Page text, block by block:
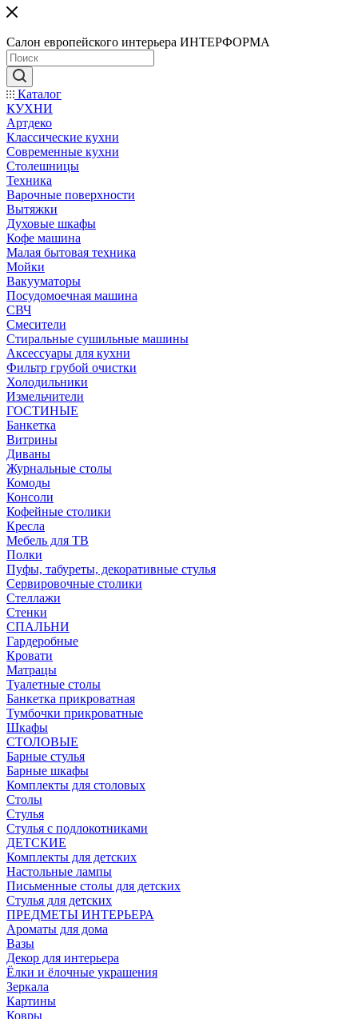
Салон европейского интерьера ИНТЕРФОРМА
Каталог
КУХНИ
Артдеко
Классические кухни
Современные кухни
Столешницы
Техника
Варочные поверхности
Вытяжки
Духовые шкафы
Кофе машина
Малая бытовая техника
Мойки
Вакууматоры
Посудомоечная машина
СВЧ
Смесители
Стиральные сушильные машины
Аксессуары для кухни
Фильтр грубой очистки
Холодильники
Измельчители
ГОСТИНЫЕ
Банкетка
Витрины
Диваны
Журнальные столы
Комоды
Консоли
Кофейные столики
Кресла
Мебель для ТВ
Полки
Пуфы, табуреты, декоративные стулья
Сервировочные столики
Стеллажи
Стенки
СПАЛЬНИ
Гардеробные
Кровати
Матрацы
Туалетные столы
Банкетка прикроватная
Тумбочки прикроватные
Шкафы
СТОЛОВЫЕ
Барные стулья
Барные шкафы
Комплекты для столовых
Столы
Стулья
Стулья с подлокотниками
ДЕТСКИЕ
Комплекты для детских
Настольные лампы
Письменные столы для детских
Стулья для детских
ПРЕДМЕТЫ ИНТЕРЬЕРА
Ароматы для дома
Вазы
Декор для интерьера
Ёлки и ёлочные украшения
Зеркала
Картины
Ковры